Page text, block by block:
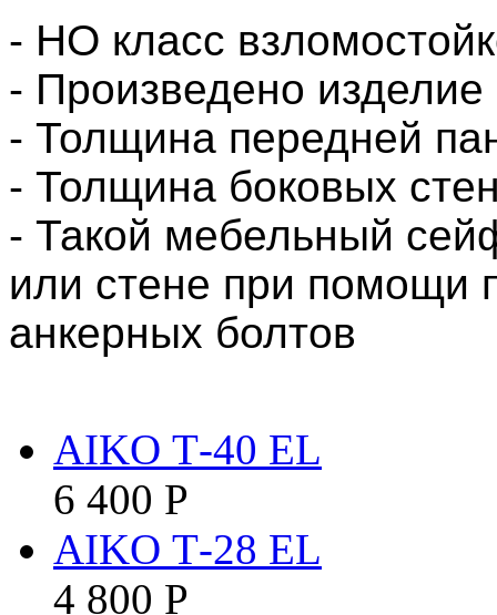
- НО класс
- Произведено
- Толщина передней
- Толщина боковых
- Такой мебельный
или стене при помощи
анкерных болтов
AIKO Т-40 EL
6 400 Р
AIKO Т-28 EL
4 800 Р